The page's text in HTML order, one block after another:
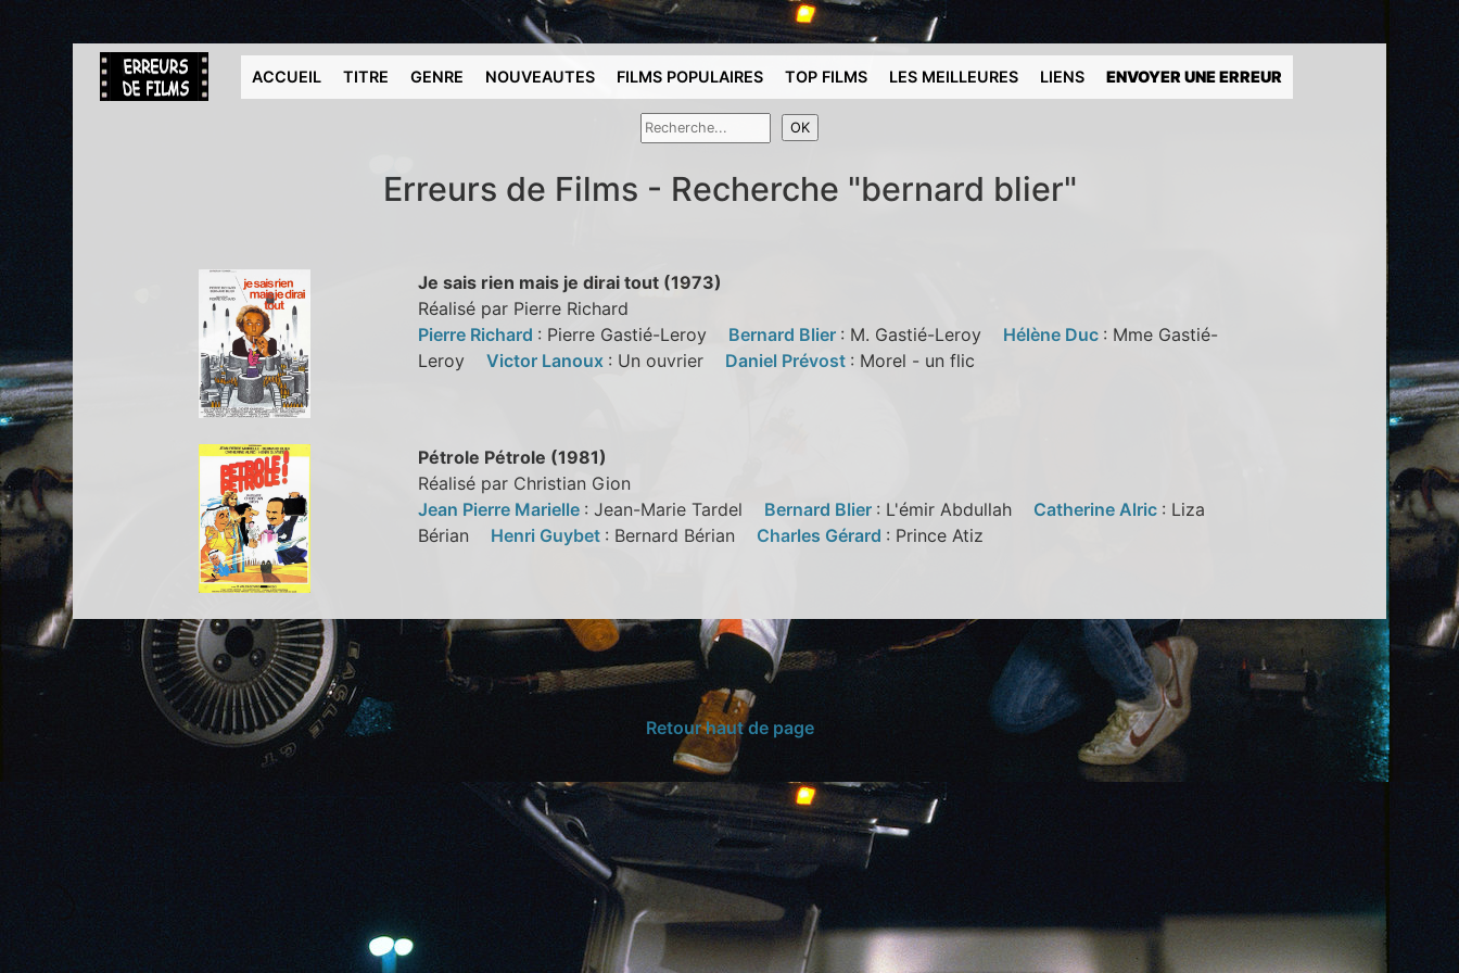
ACCUEIL TITRE GENRE NOUVEAUTES FILMS POPULAIRES TOP FILMS LES MEILLEURES LIENS ENVOYER UNE ERREUR
Erreurs de Films - Recherche "bernard blier"
Je sais rien mais je dirai tout (1973)
Réalisé par Pierre Richard
Pierre Richard : Pierre Gastié-Leroy Bernard Blier : M. Gastié-Leroy Hélène Duc : Mme Gastié-
Leroy Victor Lanoux : Un ouvrier Daniel Prévost : Morel - un flic
Pétrole Pétrole (1981)
Réalisé par Christian Gion
Jean Pierre Marielle : Jean-Marie Tardel Bernard Blier : L'émir Abdullah Catherine Alric : Liza
Bérian Henri Guybet : Bernard Bérian Charles Gérard : Prince Atiz
Retour haut de page